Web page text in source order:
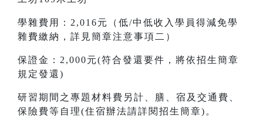
學雜費用：2,016元（低/中低收入學員得減免學
雜費繳納，詳見簡章注意事項二）
保證金：2,000元(符合發還要件，將依招生簡章
規定發還)
研習期間之專題材料費另計、膳、宿及交通費、
保險費等自理(住宿辦法請詳閱招生簡章)。